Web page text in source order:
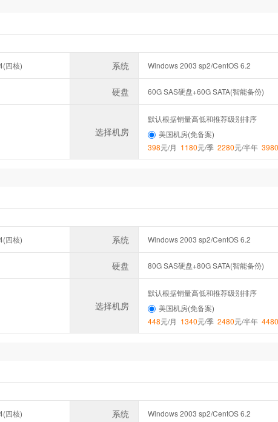
四核) 系统 Windows 2003 sp2/CentOS 6.2
硬盘 60G SAS硬盘+60G SATA(智能备份)
选择机房
默认根据销量高低和推荐级别排序
美国机房(免备案)
398元/月 1180元/季 2280元/半年 3980
四核) 系统 Windows 2003 sp2/CentOS 6.2
硬盘 80G SAS硬盘+80G SATA(智能备份)
选择机房
默认根据销量高低和推荐级别排序
美国机房(免备案)
448元/月 1340元/季 2480元/半年 4480
四核) 系统 Windows 2003 sp2/CentOS 6.2